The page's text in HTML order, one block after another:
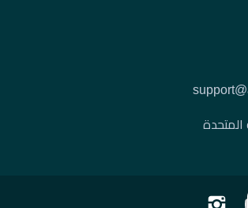
المتحدة
تابعنا